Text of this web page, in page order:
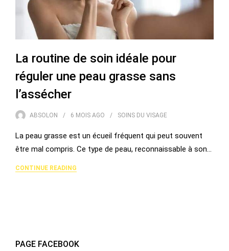
La routine de soin idéale pour
réguler une peau grasse sans
l’assécher
ABSOLON 6 MOIS AGO SOINS DU VISAGE
La peau grasse est un écueil fréquent qui peut souvent
être mal compris. Ce type de peau, reconnaissable à son…
CONTINUE READING
PAGE FACEBOOK